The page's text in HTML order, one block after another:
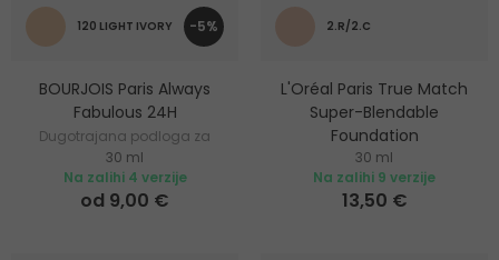
-5%
120 LIGHT IVORY
BOURJOIS Paris Always
Fabulous 24H
Dugotrajana podloga za
fantastični izgled
30 ml
Na zalihi 4 verzije
od 9,00 €
2.R/2.C
L'Oréal Paris True Match
Super-Blendable
Foundation
Tekući puder
30 ml
Na zalihi 9 verzije
13,50 €